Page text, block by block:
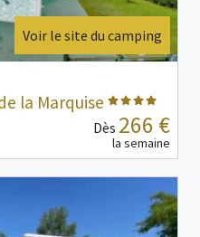
Voir le site du camping
la Marquise
Dès 266 €
la semaine